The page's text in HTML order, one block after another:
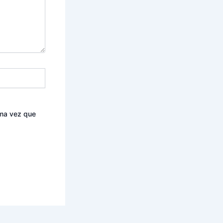
vez que